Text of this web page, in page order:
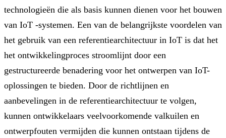
technologieën die als basis kunnen dienen voor het bouwen
van IoT -systemen. Een van de belangrijkste voordelen van
het gebruik van een referentiearchitectuur in IoT is dat het
het ontwikkelingproces stroomlijnt door een
gestructureerde benadering voor het ontwerpen van IoT-
oplossingen te bieden. Door de richtlijnen en
aanbevelingen in de referentiearchitectuur te volgen,
kunnen ontwikkelaars veelvoorkomende valkuilen en
ontwerpfouten vermijden die kunnen ontstaan tijdens de